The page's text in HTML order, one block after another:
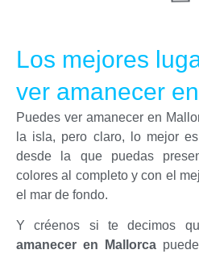
Los mejores
ver amanecer
Puedes ver amanecer en
la isla, pero claro, lo mejor
desde la que puedas
colores al completo y con el
el mar de fondo.
Y créenos si te decimos
amanecer en Mallorcapuede